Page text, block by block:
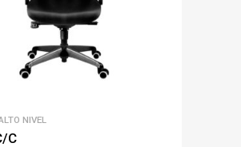
NIVEL
C